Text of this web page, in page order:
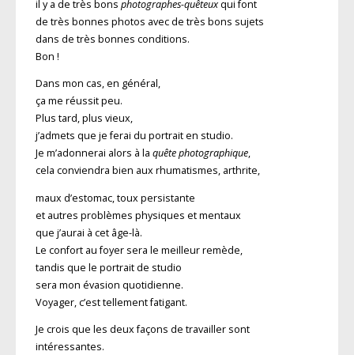
il y a de très bons photographes-quêteuxqui font
de très bonnes photos avec de très bons sujets
dans de très bonnes conditions.
Bon !
Dans mon cas, en général,
ça me réussit peu.
Plus tard, plus vieux,
j’admets que je ferai du portrait en studio.
Je m’adonnerai alors à la quête photographique,
cela conviendra bien aux rhumatismes, arthrite,
maux d’estomac, toux persistante
et autres problèmes physiques et mentaux
que j’aurai à cet âge-là.
Le confort au foyer sera le meilleur remède,
tandis que le portrait de studio
sera mon évasion quotidienne.
Voyager, c’est tellement fatigant.
Je crois que les deux façons de travailler sont
intéressantes.